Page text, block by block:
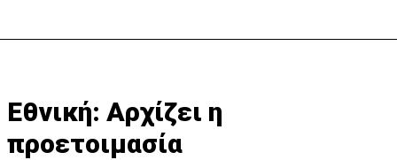
Eθνική: Αρχίζει η
προετοιμασία